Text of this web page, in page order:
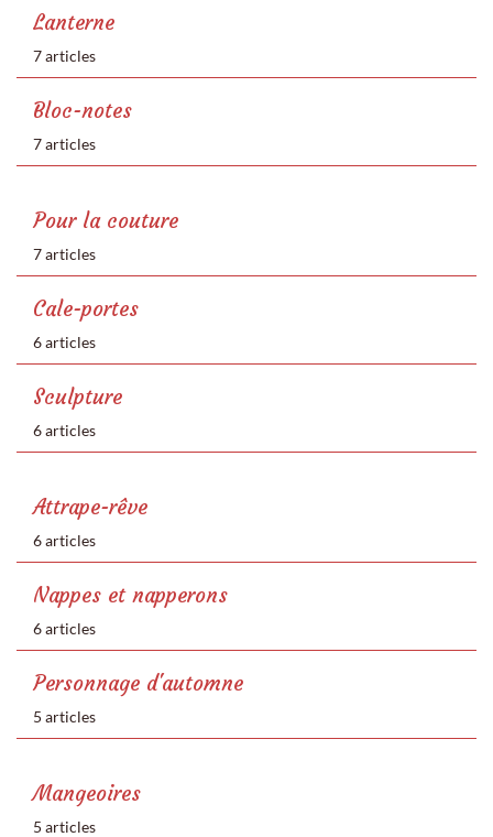
Lanterne
7 articles
Bloc-notes
7 articles
Pour la couture
7 articles
Cale-portes
6 articles
Sculpture
6 articles
Attrape-rêve
6 articles
Nappes et napperons
6 articles
Personnage d'automne
5 articles
Mangeoires
5 articles